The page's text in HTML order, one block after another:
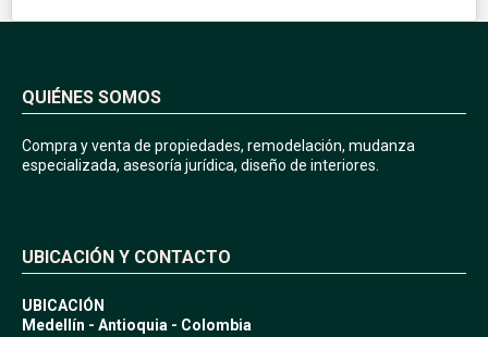
QUIÉNES SOMOS
Compra y venta de propiedades, remodelación, mudanza
especializada, asesoría jurídica, diseño de interiores.
UBICACIÓN Y CONTACTO
UBICACIÓN
Medellín - Antioquia - Colombia